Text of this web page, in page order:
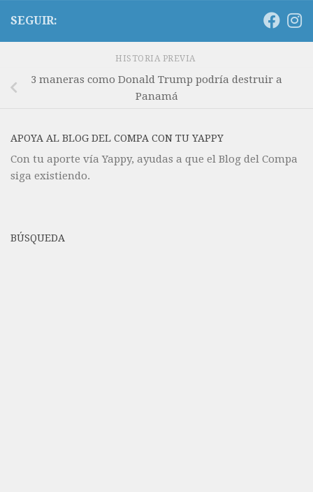
SEGUIR:
HISTORIA PREVIA
3 maneras como Donald Trump podría destruir a
Panamá
APOYA AL BLOG DEL COMPA CON TU YAPPY
Con tu aporte vía Yappy, ayudas a que el Blog del Compa
siga existiendo.
BÚSQUEDA